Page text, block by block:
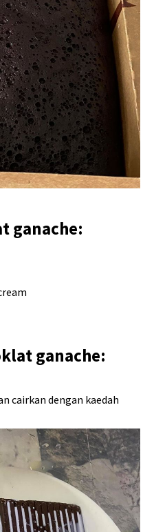
ganache:
ganache:
cairkan dengan kaedah